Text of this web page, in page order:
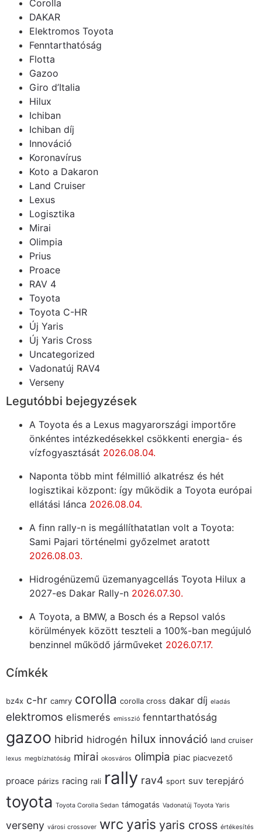
Corolla
DAKAR
Elektromos Toyota
Fenntarthatóság
Flotta
Gazoo
Giro d’Italia
Hilux
Ichiban
Ichiban díj
Innováció
Koronavírus
Koto a Dakaron
Land Cruiser
Lexus
Logisztika
Mirai
Olimpia
Prius
Proace
RAV 4
Toyota
Toyota C-HR
Új Yaris
Új Yaris Cross
Uncategorized
Vadonatúj RAV4
Verseny
Legutóbbi bejegyzések
A Toyota és a Lexus magyarországi importőre
önkéntes intézkedésekkel csökkenti energia- és
vízfogyasztását 2026.08.04.
Naponta több mint félmillió alkatrész és hét
logisztikai központ: így működik a Toyota európai
ellátási lánca 2026.08.04.
A finn rally-n is megállíthatatlan volt a Toyota:
Sami Pajari történelmi győzelmet aratott
2026.08.03.
Hidrogénüzemű üzemanyagcellás Toyota Hilux a
2027-es Dakar Rally-n 2026.07.30.
A Toyota, a BMW, a Bosch és a Repsol valós
körülmények között teszteli a 100%-ban megújuló
benzinnel működő járműveket 2026.07.17.
Címkék
bz4x c-hr camry corolla corolla cross dakar díj eladás
elektromos elismerés emisszió fenntarthatóság
gazoo hibrid hidrogén hilux innováció land cruiser
lexus megbízhatóság mirai okosváros olimpia piac piacvezető
proace párizs racing rali rally rav4 sport suv terepjáró
toyota Toyota Corolla Sedan támogatás Vadonatúj Toyota Yaris
verseny városi crossover wrc yaris yaris cross értékesítés